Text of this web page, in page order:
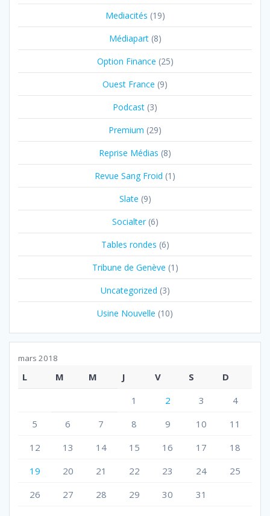
Mediacités (19)
Médiapart(8)
Option Finance (25)
Ouest France (9)
Podcast (3)
Premium (29)
Reprise Médias (8)
Revue Sang Froid (1)
Slate (9)
Socialter(6)
Tables rondes (6)
Tribune de Genève (1)
Uncategorized (3)
Usine Nouvelle (10)
mars 2018
L M M J V S
D
1
2 3
4
5
6 7 8 9 10
11
12
13 14 15 16 17
18
19
20 21 22 23 24
25
26
27 28 29 30 31